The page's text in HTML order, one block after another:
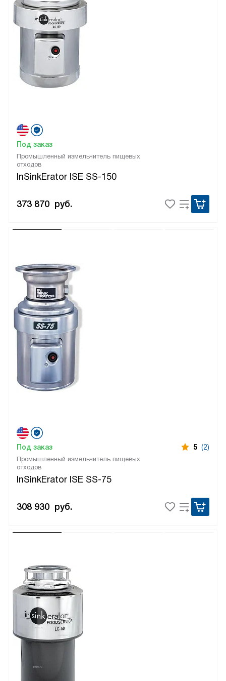
Промышленный измельчитель пищевых
отходов
InSinkErator ISE SS-150
Под заказ
373 870 руб.
Промышленный измельчитель пищевых
отходов
InSinkErator ISE SS-75
Под заказ 5 (2)
308 930 руб.